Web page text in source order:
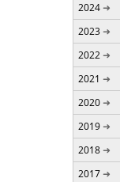
2024
2023
2022
2021
2020
2019
2018
2017